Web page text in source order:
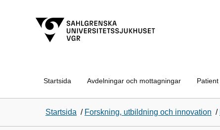
Startsida Avdelningar och mottagningar Patient
Startsida / Forskning, utbildning och innovation /